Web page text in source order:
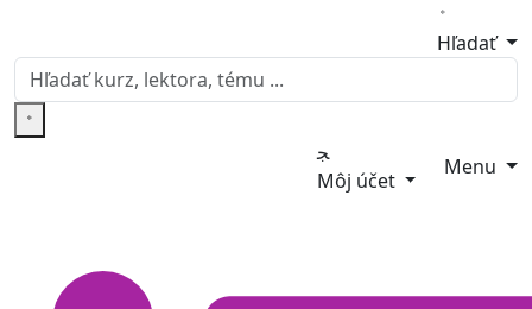
Hľadať
Môj účet
Menu